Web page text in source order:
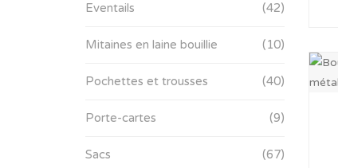
Eventails (42)
Mitaines en laine bouillie (10)
Pochettes et trousses (40)
Porte-cartes (9)
Sacs (67)